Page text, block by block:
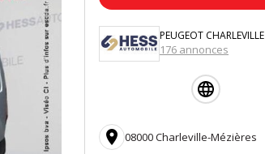
PEUGEOT CHARLEVILLE
176 annonces
 08000 Charleville-Mézières